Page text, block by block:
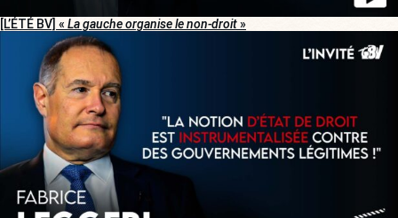
[L’ÉTÉ BV] « La gauche organise le non-droit»